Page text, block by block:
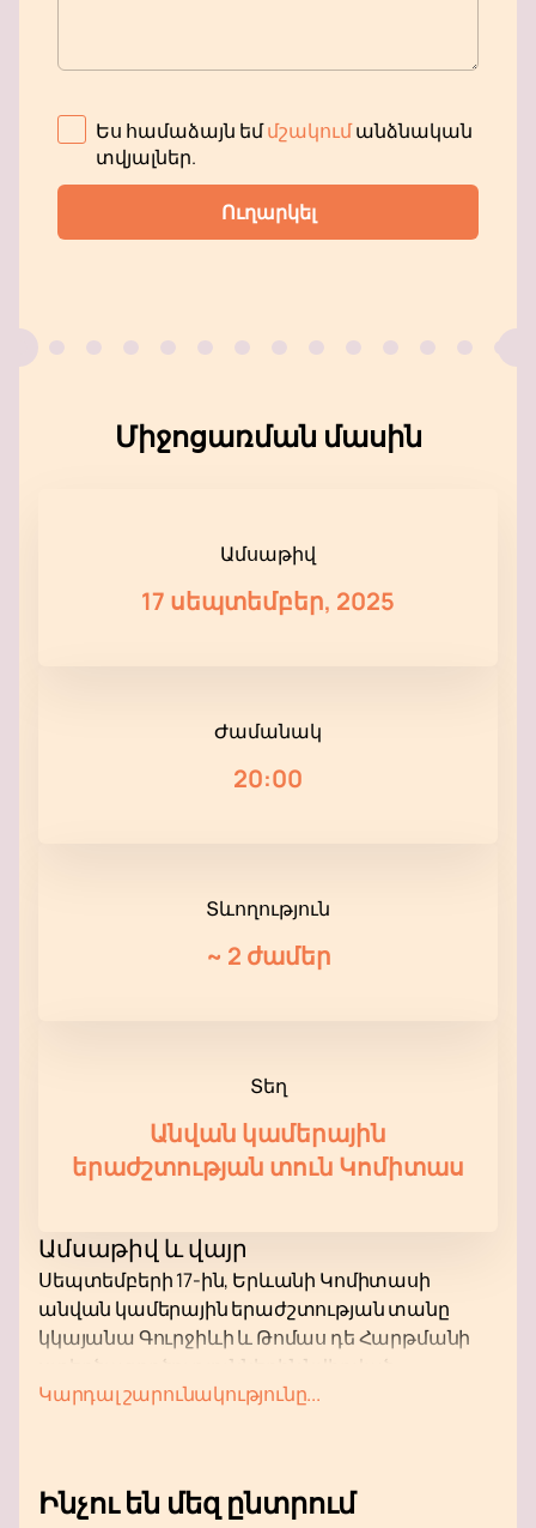
Ես համաձայն եմմշակումանձնական
տվյալներ.
Ուղարկել
Միջոցառման մասին
Ամսաթիվ
17 սեպտեմբեր, 2025
Ժամանակ
20:00
Տևողություն
~ 2 ժամեր
Տեղ
Անվան կամերային
երաժշտության տուն Կոմիտաս
Ամսաթիվ և վայր
Սեպտեմբերի 17-ին, Երևանի Կոմիտասի
անվան կամերային երաժշտության տանը
կկայանա Գուրջիևի և Թոմաս դե Հարթմանի
ստեղծագործություններին նվիրված
երաժշտական միջոցառում: Համերգասրահը
մեջ:
Կարդալ շարունակությունը...
Ինչու են մեզ ընտրում